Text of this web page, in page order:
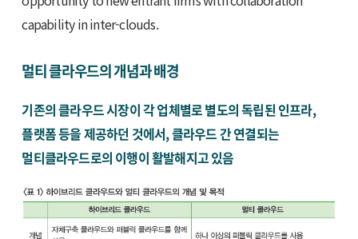
capability in inter-clouds.
멀티 클라우드의 개념과 배경
기존의 클라우드 시장이 각 업체별로 별도의 독립된 인프라,
플랫폼 등을 제공하던 것에서, 클라우드 간 연결되는
멀티클라우드로의 이행이 활발해지고 있음